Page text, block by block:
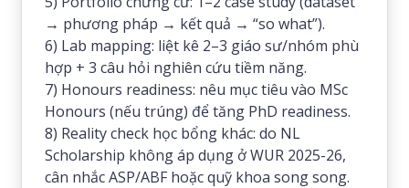
→ phương pháp → kết quả → “so what”).
6) Lab mapping: liệt kê 2–3 giáo sư/nhóm phù
hợp + 3 câu hỏi nghiên cứu tiềm năng.
7) Honours readiness: nêu mục tiêu vào MSc
Honours (nếu trúng) để tăng PhD readiness.
8) Reality check học bổng khác: do NL
Scholarship không áp dụng ở WUR 2025-26,
cân nhắc ASP/ABF hoặc quỹ khoa song song.